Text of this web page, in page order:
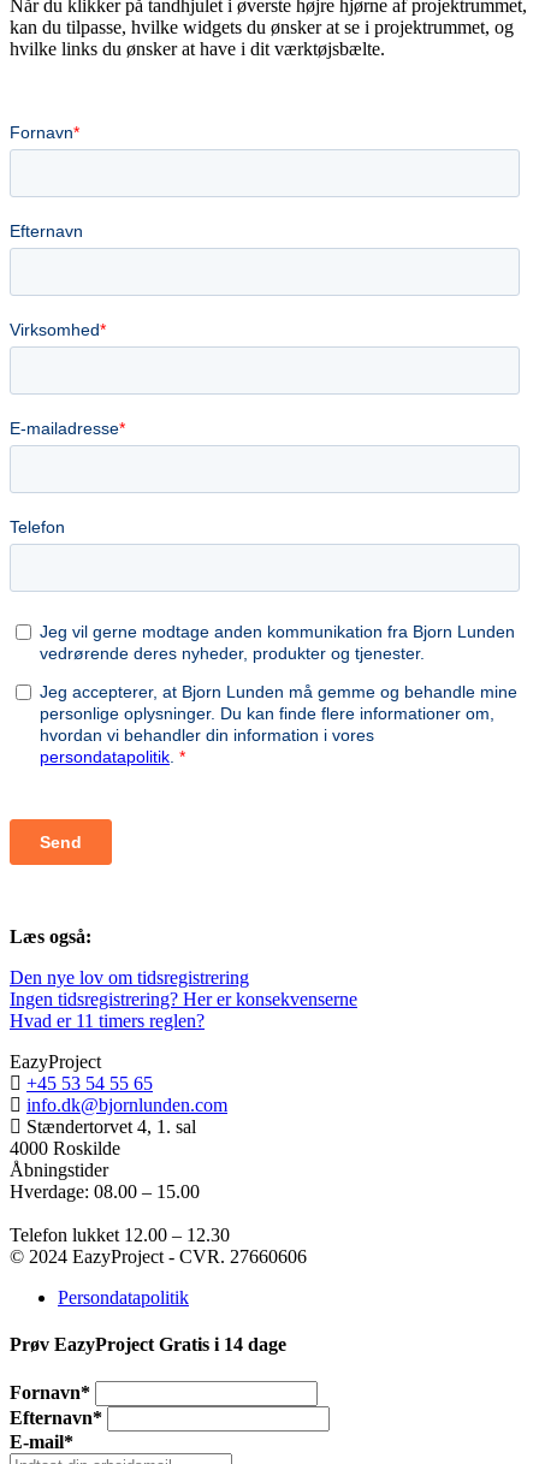
Når du klikker på tandhjulet i øverste højre hjørne af projektrummet,
kan du tilpasse, hvilke widgets du ønsker at se i projektrummet, og
hvilke links du ønsker at have i dit værktøjsbælte.
Læs også:
Den nye lov om tidsregistrering
Ingen tidsregistrering? Her er konsekvenserne
Hvad er 11 timers reglen?
EazyProject
+45 53 54 55 65
info.dk@bjornlunden.com
Stændertorvet 4, 1. sal
4000 Roskilde
Åbningstider
Hverdage: 08.00 – 15.00
Telefon lukket 12.00 – 12.30
© 2024 EazyProject - CVR. 27660606
Persondatapolitik
Prøv EazyProject Gratis i 14 dage
Fornavn*
Efternavn*
E-mail*